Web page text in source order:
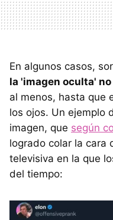
En algunos casos,
la 'imagen oculta'
al menos, hasta que
los ojos. Un ejemplo
imagen, que según
logrado colar la cara
televisiva en la que
del tiempo: